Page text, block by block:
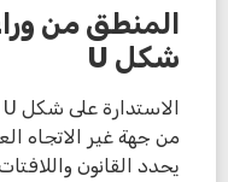
المنطق من
شكل U
من جهة غير الاتجاه
يحدد القانون